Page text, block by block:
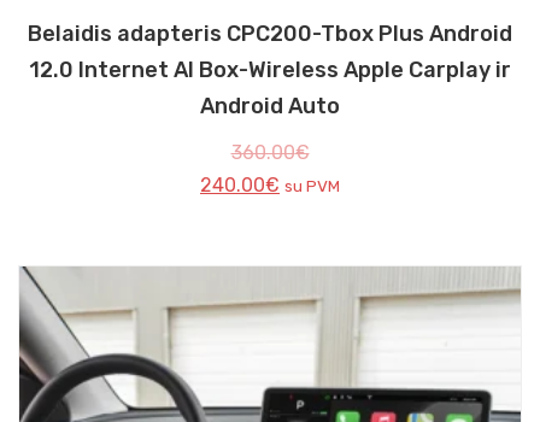
Belaidis adapteris CPC200-Tbox Plus Android
12.0 Internet AI Box-Wireless Apple Carplay ir
Android Auto
360.00€
240.00€ su PVM